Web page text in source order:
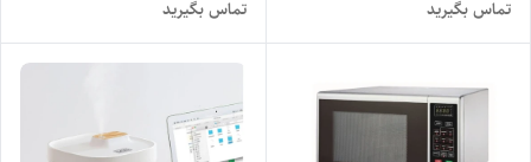
MZAF2910 microwave
تماس بگیرید تماس بگیرید